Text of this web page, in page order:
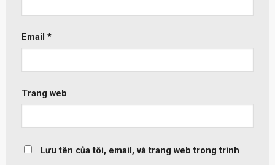
Email *
Trang web
Lưu tên của tôi, email, và trang web trong trình